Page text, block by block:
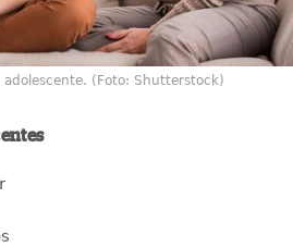
(Foto: Shutterstock)